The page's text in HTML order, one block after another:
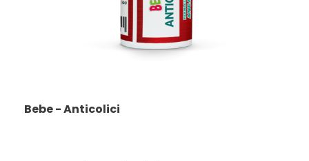
Bebe - Anticolici